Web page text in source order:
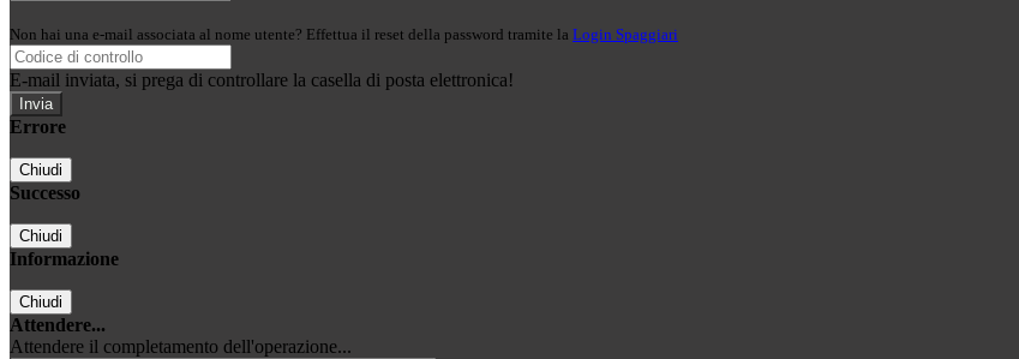
Non hai una e-mail associata al nome utente? Effettua il reset della password tramite la Login Spaggiari
E-mail inviata, si prega di controllare la casella di posta elettronica!
Errore
Chiudi
Successo
Chiudi
Informazione
Chiudi
Attendere...
Attendere il completamento dell'operazione...